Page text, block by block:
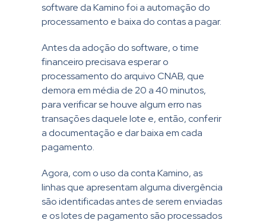
software da Kamino foi a automação do
processamento e baixa do contas a pagar.
Antes da adoção do software, o time
financeiro precisava esperar o
processamento do arquivo CNAB, que
demora em média de 20 a 40 minutos,
para verificar se houve algum erro nas
transações daquele lote e, então, conferir
a documentação e dar baixa em cada
pagamento.
Agora, com o uso da conta Kamino, as
linhas que apresentam alguma divergência
são identificadas antes de serem enviadas
e os lotes de pagamento são processados